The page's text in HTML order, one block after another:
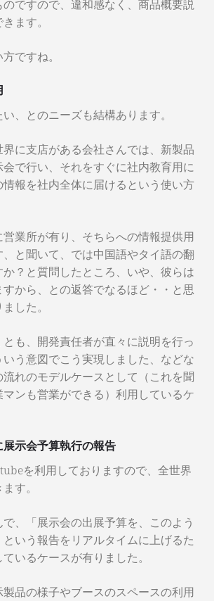
ですので、違和感なく、商品概要説
ます。
ですね。
、とのニーズも結構あります。
に支店がある会社さんでは、新製品
で行い、それをすぐに社内教育用に
報を社内全体に届けるという使い方
業所が有り、そちらへの情報提供用
、と聞いて、では中国語やタイ語の翻
？と質問したところ、いや、彼らは
から、との返答でなるほど・・と思
した。
も、開発責任者が直々に説明を行っ
う意図でこう実現しました、などな
れのモデルケースとして（これを聞
ンも営業ができる）利用しているケ
展示会予算執行の報告
を利用しておりますので、全世界
す。
、「展示会の出展予算を、このよう
いう報告をリアルタイムに上げるた
いるケースが有りました。
品の様子やブースのスペースの利用